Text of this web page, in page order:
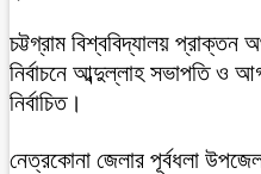
চট্টগ্রাম বিশ্ববিদ্যালয় প্রাক্তন
নির্বাচনে আব্দুল্লাহ সভাপতি ও
নির্বাচিত।
নেত্রকোনা জেলার পূর্বধলা